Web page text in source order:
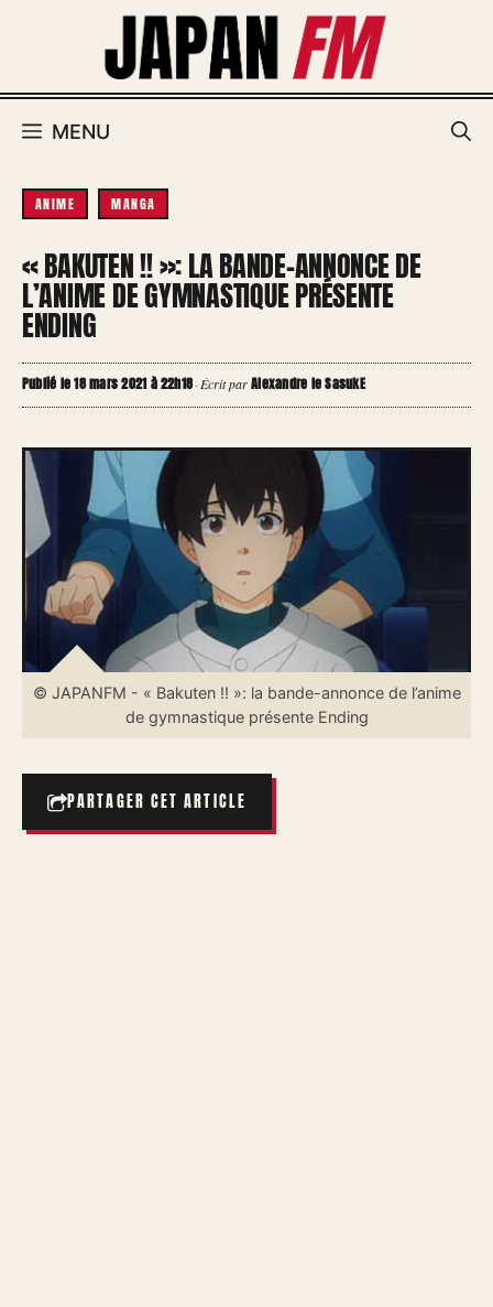
MENU
ANIME MANGA
« BAKUTEN !! »: LA BANDE-ANNONCE DE
L’ANIME DE GYMNASTIQUE PRÉSENTE
ENDING
Publié le 18 mars 2021 à 22h18·Écrit parAlexandre le SasukE
© JAPANFM - « Bakuten !! »: la bande-annonce de l’anime
de gymnastique présente Ending
PARTAGER CET ARTICLE